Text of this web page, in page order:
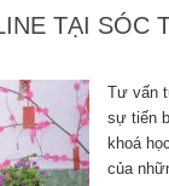
TẠI SÓC
Tư vấn
sự tiến
khoá
của